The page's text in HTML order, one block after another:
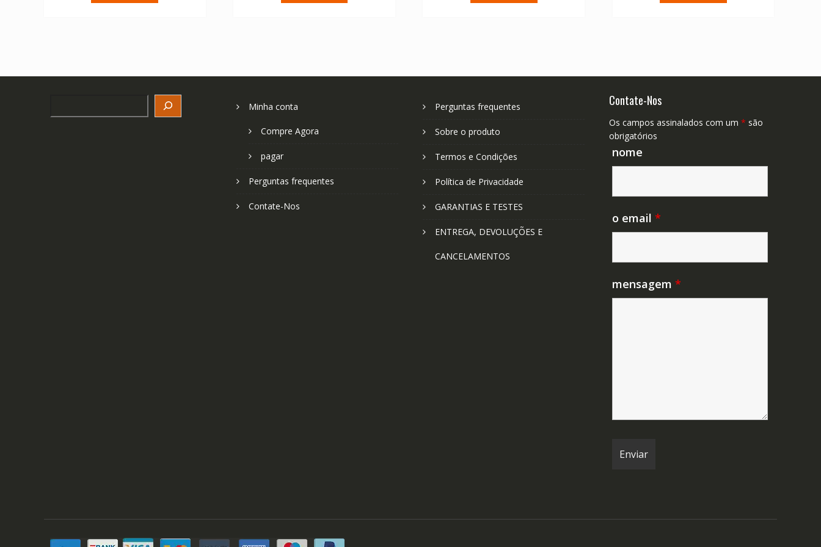
Minha conta
Compre Agora
pagar
Perguntas frequentes
Contate-Nos
Perguntas frequentes
Sobre o produto
Termos e Condições
Política de Privacidade
GARANTIAS E TESTES
ENTREGA, DEVOLUÇÕES E
CANCELAMENTOS
Contate-Nos
Os campos assinalados com um * são
obrigatórios
nome
o email *
mensagem *